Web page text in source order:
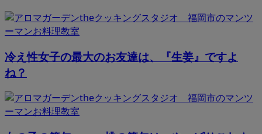
冷え性女子の最大のお友達は、『生姜』ですよ
ね？